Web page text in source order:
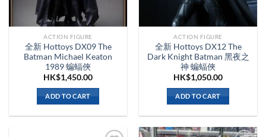
ACTION FIGURE
全新 Hottoys DX09 The
Batman Michael Keaton
1989 蝙蝠俠
HK$1,450.00
ADD TO CART
ACTION FIGURE
全新 Hottoys DX12 The
Dark Knight Batman 黑夜之
神 蝙蝠俠
HK$1,050.00
ADD TO CART